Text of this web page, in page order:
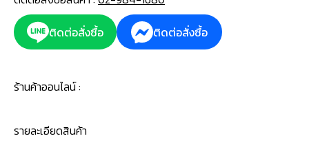
ติดต่อสั่งซื้อ
ติดต่อสั่งซื้อ
ร้านค้าออนไลน์ :
รายละเอียดสินค้า